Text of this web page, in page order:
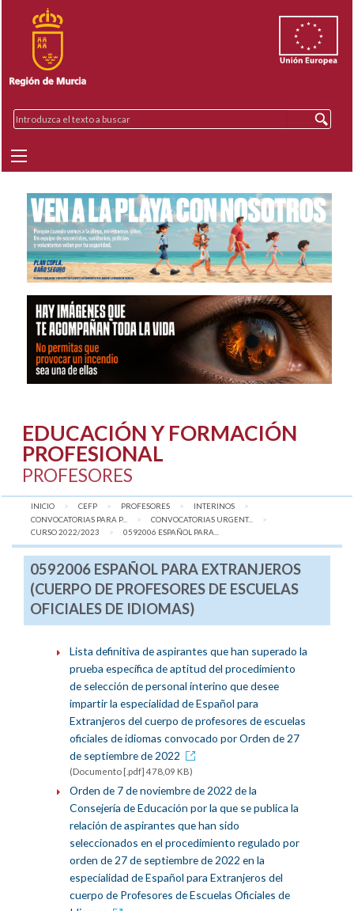
EDUCACIÓN Y FORMACIÓN
PROFESIONAL
PROFESORES
INICIO CEFP PROFESORES
INTERINOS
CONVOCATORIAS PARA P...
CONVOCATORIAS URGENT...
CURSO 2022/2023
AQUÍ:
0592006 ESPAÑOL PARA...
0592006 ESPAÑOL PARA EXTRANJEROS
(CUERPO DE PROFESORES DE ESCUELAS
OFICIALES DE IDIOMAS)
Lista definitiva de aspirantes que han superado la
prueba específica de aptitud del procedimiento
de selección de personal interino que desee
impartir la especialidad de Español para
Extranjeros del cuerpo de profesores de escuelas
oficiales de idiomas convocado por Orden de 27
de septiembre de 2022
(Documento [.pdf] 478,09 KB)
Orden de 7 de noviembre de 2022 de la
Consejería de Educación por la que se publica la
relación de aspirantes que han sido
seleccionados en el procedimiento regulado por
orden de 27 de septiembre de 2022 en la
especialidad de Español para Extranjeros del
cuerpo de Profesores de Escuelas Oficiales de